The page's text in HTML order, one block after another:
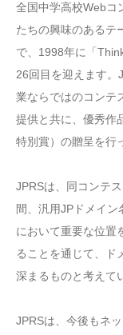
全国中学高校Webコ
たちの興味のあるテ
で、1998年に「
26回目を迎えます。
業ならではのコンテ
提供と共に、優秀作
特別賞）の贈呈を行
JPRSは、同コンテ
間、汎用JPドメイ
において重要な位置
ることを通じて、ド
深まるものと考えて
JPRSは、今後もネ